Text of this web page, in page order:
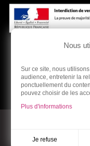
Nous
Sur ce site, nous
audience, entretenir la
ponctuellement du
pouvez choisir de les
Plus d'informations
Je refuse